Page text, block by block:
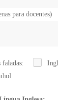
para docentes)
faladas: